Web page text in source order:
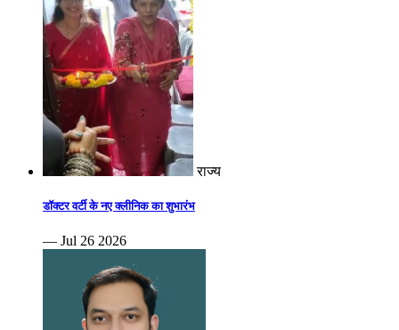
राज्य
डॉक्टर वर्टी के नए क्लीनिक का शुभारंभ
— Jul 26 2026